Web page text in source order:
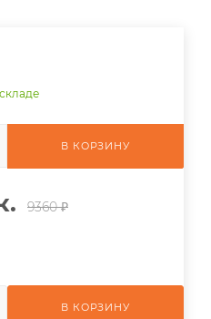
складе
В КОРЗИНУ
9360 ₽
В КОРЗИНУ